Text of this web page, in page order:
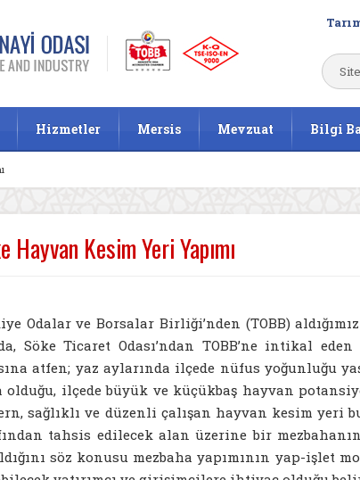
Hizmetler Mersis Mevzuat Bilgi
Hayvan Kesim Yeri Yapımı
Odalar ve Borsalar Birliği’nden (TOBB)
Söke Ticaret Odası’ndan TOBB’ne intikal
atfen; yaz aylarında ilçede nüfus yoğunluğu
olduğu, ilçede büyük ve küçükbaş hayvan
sağlıklı ve düzenli çalışan hayvan kesim yeri
tahsis edilecek alan üzerine bir
söz konusu mezbaha yapımının yap-işlet